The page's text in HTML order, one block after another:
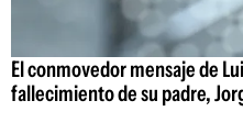
El conmovedor mensaje de
fallecimiento de su padre,